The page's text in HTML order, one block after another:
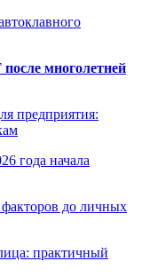
многолетней
предприятия:
года начала
факторов до личных
практичный